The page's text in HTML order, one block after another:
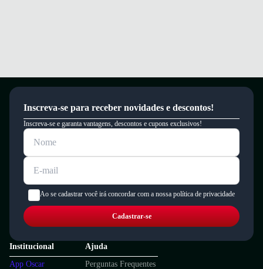
Inscreva-se para receber novidades e descontos!
Inscreva-se e garanta vantagens, descontos e cupons exclusivos!
Ao se cadastrar você irá concordar com a nossa política de privacidade
Cadastrar-se
Institucional
App Oscar
Ajuda
Perguntas Frequentes